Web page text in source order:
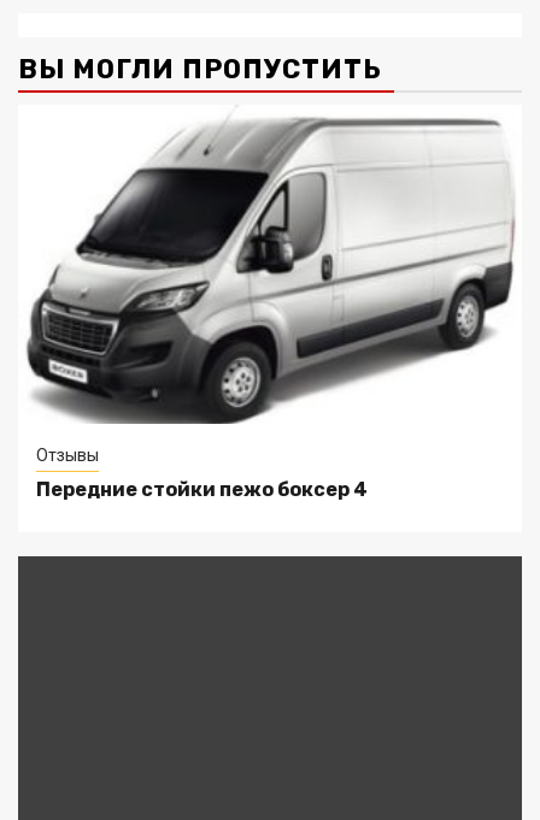
ВЫ МОГЛИ ПРОПУСТИТЬ
Отзывы
Передние стойки пежо боксер 4